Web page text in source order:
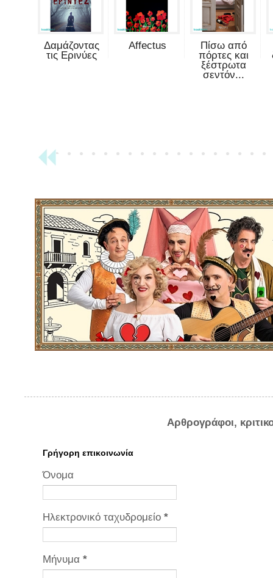
Δαμάζοντας
τις Ερινύες
Affectus
Πίσω από
πόρτες και
ξέστρωτα
σεντόν...
Αρθρογράφοι,
Γρήγορη επικοινωνία
Όνομα
Ηλεκτρονικό ταχυδρομείο *
Μήνυμα *